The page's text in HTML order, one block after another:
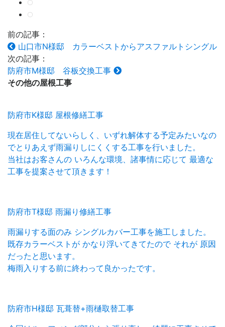
前の記事：
山口市N様邸 カラーベストからアスファルトシングル
次の記事：
防府市M様邸 谷板交換工事
その他の屋根工事
防府市K様邸 屋根修繕工事
現在居住してないらしく、いずれ解体する予定みたいなの
でとりあえず雨漏りしにくくする工事を行いました。
当社はお客さんの いろんな環境、諸事情に応じて 最適な
工事を提案させて頂きます！
防府市T様邸 雨漏り修繕工事
雨漏りする面のみ シングルカバー工事を施工しました。
既存カラーベストが かなり浮いてきてたので それが 原因
だったと思います。
梅雨入りする前に終わって良かったです。
防府市H様邸 瓦葺替+雨樋取替工事